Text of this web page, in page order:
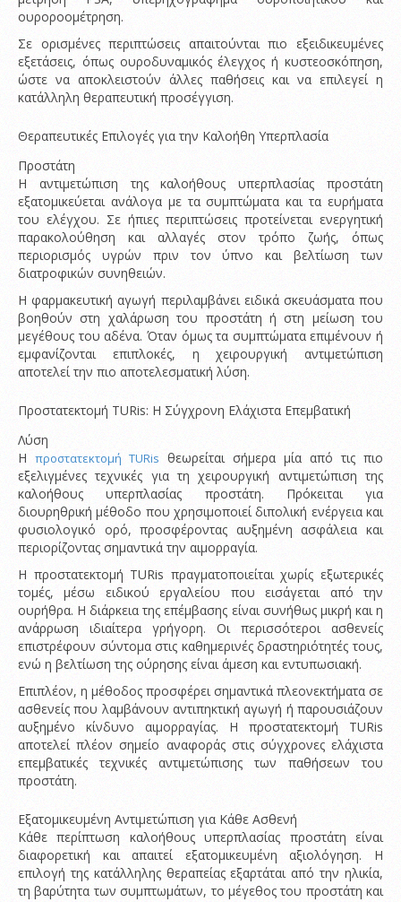
ουροροομέτρηση.
Σε ορισμένες περιπτώσεις απαιτούνται πιο εξειδικευμένες
εξετάσεις, όπως ουροδυναμικός έλεγχος ή κυστεοσκόπηση,
ώστε να αποκλειστούν άλλες παθήσεις και να επιλεγεί η
κατάλληλη θεραπευτική προσέγγιση.
Θεραπευτικές Επιλογές για την Καλοήθη Υπερπλασία
Προστάτη
Η αντιμετώπιση της καλοήθους υπερπλασίας προστάτη
εξατομικεύεται ανάλογα με τα συμπτώματα και τα ευρήματα
του ελέγχου. Σε ήπιες περιπτώσεις προτείνεται ενεργητική
παρακολούθηση και αλλαγές στον τρόπο ζωής, όπως
περιορισμός υγρών πριν τον ύπνο και βελτίωση των
διατροφικών συνηθειών.
Η φαρμακευτική αγωγή περιλαμβάνει ειδικά σκευάσματα που
βοηθούν στη χαλάρωση του προστάτη ή στη μείωση του
μεγέθους του αδένα. Όταν όμως τα συμπτώματα επιμένουν ή
εμφανίζονται επιπλοκές, η χειρουργική αντιμετώπιση
αποτελεί την πιο αποτελεσματική λύση.
Προστατεκτομή TURis: Η Σύγχρονη Ελάχιστα Επεμβατική
Λύση
Η προστατεκτομή TURis θεωρείται σήμερα μία από τις πιο
εξελιγμένες τεχνικές για τη χειρουργική αντιμετώπιση της
καλοήθους υπερπλασίας προστάτη. Πρόκειται για
διουρηθρική μέθοδο που χρησιμοποιεί διπολική ενέργεια και
φυσιολογικό ορό, προσφέροντας αυξημένη ασφάλεια και
περιορίζοντας σημαντικά την αιμορραγία.
Η προστατεκτομή TURis πραγματοποιείται χωρίς εξωτερικές
τομές, μέσω ειδικού εργαλείου που εισάγεται από την
ουρήθρα. Η διάρκεια της επέμβασης είναι συνήθως μικρή και η
ανάρρωση ιδιαίτερα γρήγορη. Οι περισσότεροι ασθενείς
επιστρέφουν σύντομα στις καθημερινές δραστηριότητές τους,
ενώ η βελτίωση της ούρησης είναι άμεση και εντυπωσιακή.
Επιπλέον, η μέθοδος προσφέρει σημαντικά πλεονεκτήματα σε
ασθενείς που λαμβάνουν αντιπηκτική αγωγή ή παρουσιάζουν
αυξημένο κίνδυνο αιμορραγίας. Η προστατεκτομή TURis
αποτελεί πλέον σημείο αναφοράς στις σύγχρονες ελάχιστα
επεμβατικές τεχνικές αντιμετώπισης των παθήσεων του
προστάτη.
Εξατομικευμένη Αντιμετώπιση για Κάθε Ασθενή
Κάθε περίπτωση καλοήθους υπερπλασίας προστάτη είναι
διαφορετική και απαιτεί εξατομικευμένη αξιολόγηση. Η
επιλογή της κατάλληλης θεραπείας εξαρτάται από την ηλικία,
τη βαρύτητα των συμπτωμάτων, το μέγεθος του προστάτη και